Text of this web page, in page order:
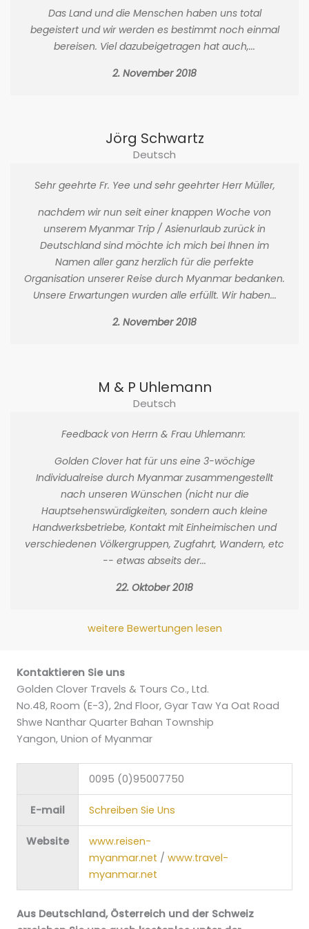
Das Land und die Menschen haben uns total
begeistert und wir werden es bestimmt noch einmal
bereisen. Viel dazubeigetragen hat auch,...
2. November 2018
Jörg Schwartz
Deutsch
Sehr geehrte Fr. Yee und sehr geehrter Herr Müller,
nachdem wir nun seit einer knappen Woche von
unserem Myanmar Trip / Asienurlaub zurück in
Deutschland sind möchte ich mich bei Ihnen im
Namen aller ganz herzlich für die perfekte
Organisation unserer Reise durch Myanmar bedanken.
Unsere Erwartungen wurden alle erfüllt. Wir haben...
2. November 2018
M & P Uhlemann
Deutsch
Feedback von Herrn & Frau Uhlemann:
Golden Clover hat für uns eine 3-wöchige
Individualreise durch Myanmar zusammengestellt
nach unseren Wünschen (nicht nur die
Hauptsehenswürdigkeiten, sondern auch kleine
Handwerksbetriebe, Kontakt mit Einheimischen und
verschiedenen Völkergruppen, Zugfahrt, Wandern, etc
-- etwas abseits der...
22. Oktober 2018
weitere Bewertungen lesen
Kontaktieren Sie uns
Golden Clover Travels & Tours Co., Ltd.
No.48, Room (E-3), 2nd Floor, Gyar Taw Ya Oat Road
Shwe Nanthar Quarter Bahan Township
Yangon, Union of Myanmar
0095 (0)95007750
E-mail Schreiben Sie Uns
Website
www.reisen-
myanmar.net / www.travel-
myanmar.net
Aus Deutschland, Österreich und der Schweiz